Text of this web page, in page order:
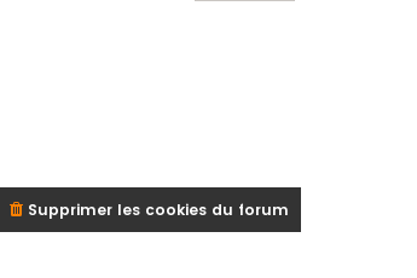
Supprimer les cookies du forum